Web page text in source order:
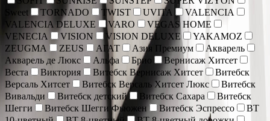
Sweet
TORNADO TWIST UVITA
VALENCIA
VALENCIA DELUXE
VARO
VEGAS HOME
VENECIA
VISION VISION DELUXE
YAKAMOZ
ZEUGMA
ZEUS АГАТ Азия Премиум
Акварель
Акварель де Люкс
Альфа Брио
Вернисаж Хитсет
Веста
Виктория Витебск Вернисаж Хитсет
Витебск
Версаль Хитсет
Витебск Версаль Хитсет Люкс
Витебск
Вивальди
Витебск детский Витебск Сахара
Витебск
Шегги
Витебск Шегги Фьюжен Витебск Эспрессо
ВТ